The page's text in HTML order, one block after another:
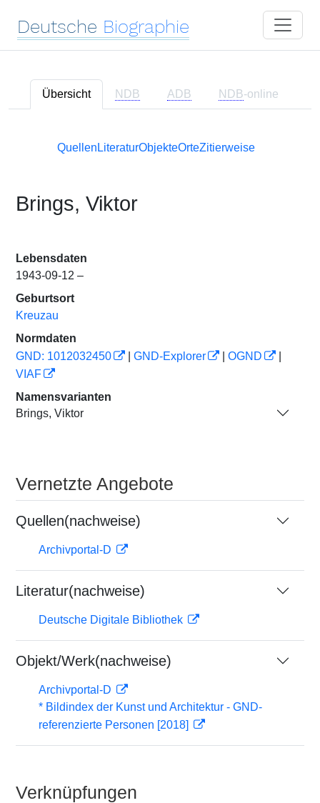
Deutsche Biographie
Übersicht NDB ADB NDB-online
Quellen LiteraturObjekteOrteZitierweise
Brings, Viktor
Lebensdaten
1943-09-12 –
Geburtsort
Kreuzau
Normdaten
GND: 1012032450
GND-Explorer OGND
VIAF
Namensvarianten
Brings, Viktor
Vernetzte Angebote
Quellen(nachweise)
Archivportal-D
Literatur(nachweise)
Deutsche Digitale Bibliothek
Objekt/Werk(nachweise)
Archivportal-D
* Bildindex der Kunst und Architektur - GND-
referenzierte Personen [2018]
Verknüpfungen